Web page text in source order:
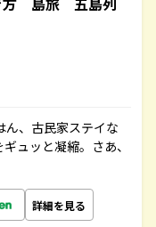
ん、古民家ステイな
ュッと凝縮。さあ、
詳細を見る